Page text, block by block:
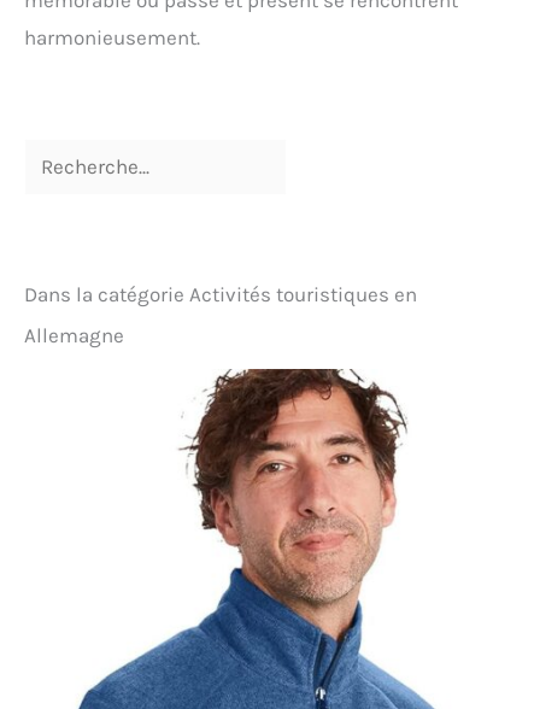
harmonieusement.
Dans la catégorie Activités touristiques en
Allemagne